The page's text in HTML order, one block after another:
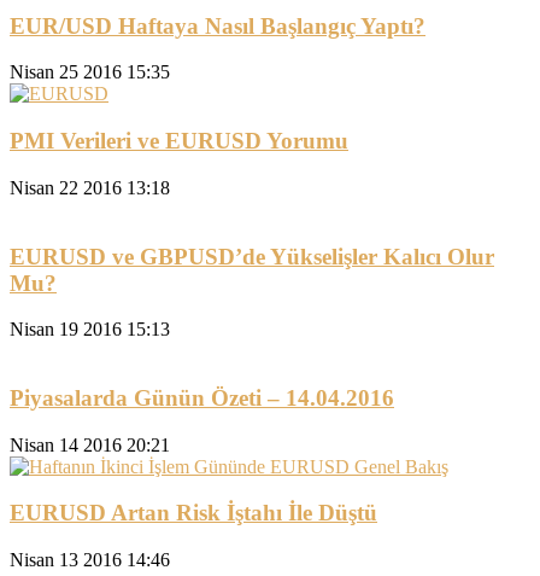
EUR/USD Haftaya Nasıl Başlangıç Yaptı?
Nisan 25 2016 15:35
PMI Verileri ve EURUSD Yorumu
Nisan 22 2016 13:18
EURUSD ve GBPUSD’de Yükselişler Kalıcı Olur
Mu?
Nisan 19 2016 15:13
Piyasalarda Günün Özeti – 14.04.2016
Nisan 14 2016 20:21
EURUSD Artan Risk İştahı İle Düştü
Nisan 13 2016 14:46